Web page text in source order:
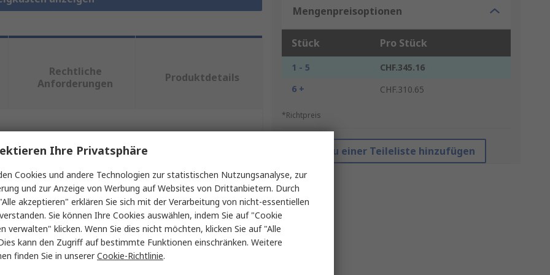
Mengenpreisoptionen
Stück Pro Stück
1 - 5
CHF.345.16
6 +
CHF.310.65
*Richtpreis
Zu einer Teileliste hinzufügen
Rechtliche
Anforderungen
Produktdetails
oder mehrere Eigenschaften auswählen.
Wert
RS PRO
Edelstahl 304
Installationsdose
Ihre Privatsphäre
Cookies und andere Technologien zur statistischen Nutzungsanalyse, zur
und zur Anzeige von Werbung auf Websites von Drittanbietern. Durch
akzeptieren" erklären Sie sich mit der Verarbeitung von nicht-essentiellen
Sie können Ihre Cookies auswählen, indem Sie auf "Cookie
verwalten" klicken. Wenn Sie dies nicht möchten, klicken Sie auf "Alle
kann den Zugriff auf bestimmte Funktionen einschränken. Weitere
finden Sie in unsererCookie-Richtlinie.